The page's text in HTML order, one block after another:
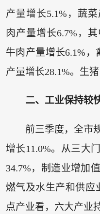
产量增长5.1%，蔬
肉产量增长6.7%，
牛肉产量增长6.1%，
产量增长28.1%。生猪
二、工业保持较
前三季度，全市
增长11.0%。从三大
34.7%，制造业增加
燃气及水生产和供应
点产业看，六大产业